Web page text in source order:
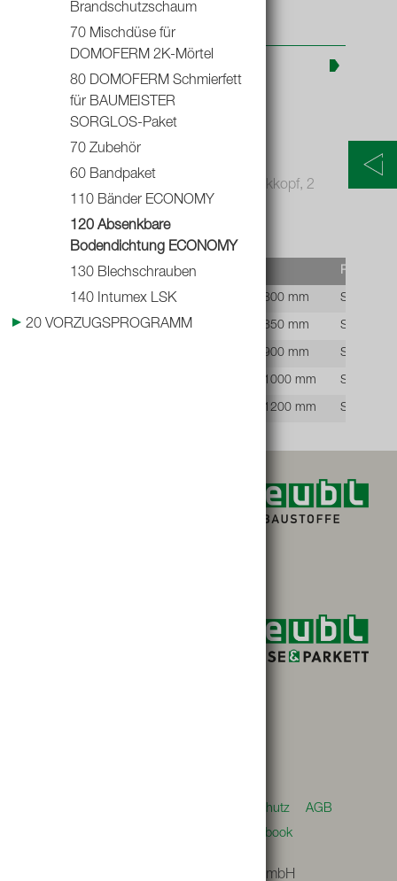
Brandschutzschaum
70 Mischdüse für
DOMOFERM 2K-Mörtel
80 DOMOFERM Schmierfett
für BAUMEISTER
SORGLOS-Paket
70 Zubehör
60 Bandpaket
110 Bänder ECONOMY
120 Absenkbare
Bodendichtung ECONOMY
130 Blechschrauben
140 Intumex LSK
20 VORZUGSPROGRAMM
- Bodendichtung Domatic 1000 mm
- Bodendichtung Domatic 1200 mm
- Bodendichtung Domatic 1300 mm
- Blechschrauben 2,9 x 16 Niro A2 Senkkopf, 2
Stück erforderlich
Lief.Art.Nr. Artikelbezeichnung Preis
9030050E Bodendichtung Domatic 800 mm STK
9030050F Bodendichtung Domatic 850 mm STK
Bodendichtung Domatic 900 mm STK
Bodendichtung Domatic 1000 mm STK
Bodendichtung Domatic 1200 mm STK
Teubl Handels gesellschaft mbH
Datenschutz
AGB
Facebook